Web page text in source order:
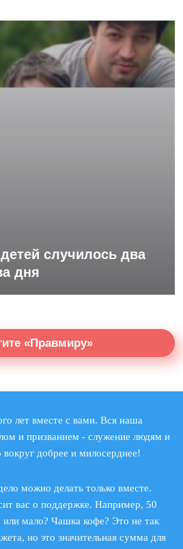
случилось два
дня
«Правмиру»
лет вместе с вами. Вся наша
и призванием - служение людям и
добрее и милосерднее!
можно делать только вместе.
вас о поддержке. Например, 50
или мало? Чашка кофе? Это не так
но это значительная сумма для